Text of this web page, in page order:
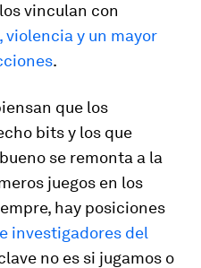
vinculan con
y un mayor
.
que los
bits y los que
se remonta a la
juegos en los
hay posiciones
investigadores del
no es si jugamos o